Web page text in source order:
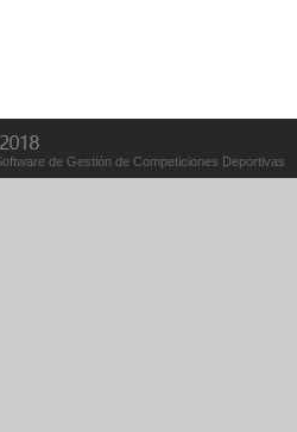
de Gestión de Competiciones Deportivas